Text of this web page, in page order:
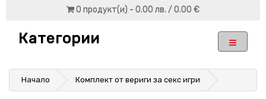
0 продукт(и) - 0.00 лв. / 0.00 €
Категории
Начало Комплект от вериги за секс игри